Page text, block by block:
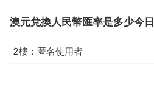
澳元兌換人民幣匯率是多少今日
2樓：匿名使用者